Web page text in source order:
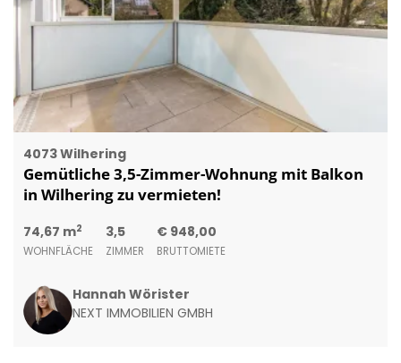
4073 Wilhering
Gemütliche 3,5-Zimmer-Wohnung mit Balkon
in Wilhering zu vermieten!
74,67 m2
WOHNFLÄCHE
3,5
ZIMMER
€ 948,00
BRUTTOMIETE
Hannah Wörister
NEXT IMMOBILIEN GMBH